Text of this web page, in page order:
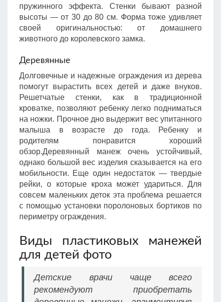
пружинного эффекта. Стенки бывают разной
высоты — от 30 до 80 см. Форма тоже удивляет
своей оригинальностью: от домашнего
животного до королевского замка.
Деревянные
Долговечные и надежные ограждения из дерева
помогут вырастить всех детей и даже внуков.
Решетчатые стенки, как в традиционной
кроватке, позволяют ребенку легко подниматься
на ножки. Прочное дно выдержит вес упитанного
малыша в возрасте до года. Ребенку и
родителям понравится хороший
обзор.Деревянный манеж очень устойчивый,
однако большой вес изделия сказывается на его
мобильности. Еще один недостаток — твердые
рейки, о которые кроха может удариться. Для
совсем маленьких деток эта проблема решается
с помощью установки поролоновых бортиков по
периметру ограждения.
Виды пластиковых манежей
для детей фото
Детские врачи чаще всего
рекомендуют приобретать